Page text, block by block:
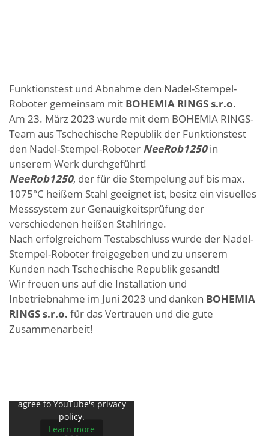
Funktionstest und Abnahme den Nadel-Stempel-
Roboter gemeinsam mit BOHEMIA RINGS s.r.o.
Am 23. März 2023 wurde mit dem BOHEMIA RINGS-
Team aus Tschechische Republik der Funktionstest
den Nadel-Stempel-Roboter NeeRob1250in
unserem Werk durchgeführt!
NeeRob1250, der für die Stempelung auf bis max.
1075°C heißem Stahl geeignet ist, besitz ein visuelles
Messsystem zur Genauigkeitsprüfung der
verschiedenen heißen Stahlringe.
Nach erfolgreichem Testabschluss wurde der Nadel-
Stempel-Roboter freigegeben und zu unserem
Kunden nach Tschechische Republik gesandt!
Wir freuen uns auf die Installation und
Inbetriebnahme im Juni 2023 und danken BOHEMIA
RINGS s.r.o. für das Vertrauen und die gute
Zusammenarbeit!
agree to YouTube's privacy
policy.
Learn more